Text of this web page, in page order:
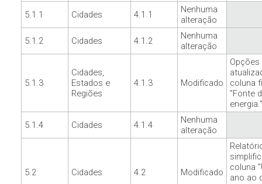
5.1.1
Cidades 4.1.1
Nenhuma
alteração
5.1.2
Cidades 4.1.2
Nenhuma
alteração
5.1.3
Cidades,
Estados e
Regiões
4.1.3 Modificado
Opções
coluna
"Fonte
energia."
5.1.4
Cidades 4.1.4
Nenhuma
alteração
5.2 Cidades 4.2 Modificado
coluna
ano ao